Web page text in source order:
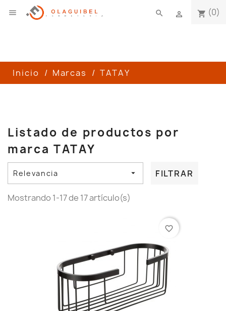
 shopping_cart (0)

search
Inicio Marcas TATAY
Listado de productos por
marca TATAY
Relevancia  FILTRAR
Mostrando 1-17 de 17 artículo(s)
favorite_border